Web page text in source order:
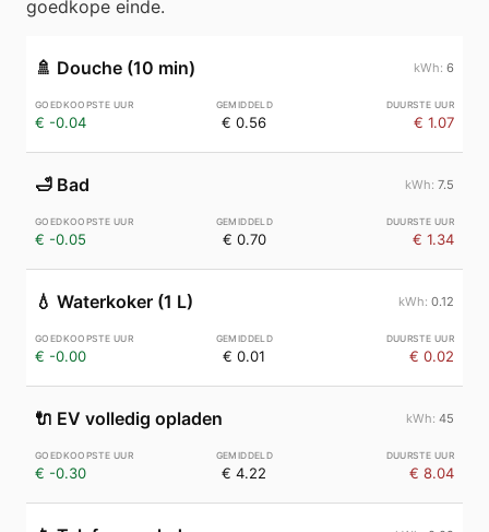
goedkope einde.
🚿 Douche (10 min) 6
€ -0.04 € 0.56 € 1.07
🛁 Bad 7.5
€ -0.05 € 0.70 € 1.34
💧 Waterkoker (1 L) 0.12
€ -0.00 € 0.01 € 0.02
🔌 EV volledig opladen 45
€ -0.30 € 4.22 € 8.04